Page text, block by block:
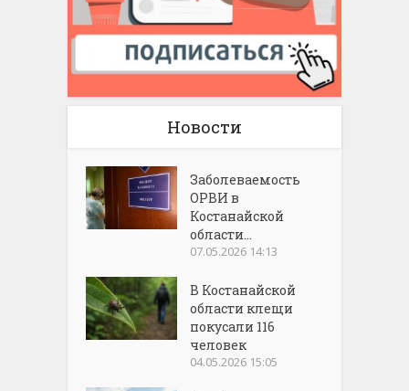
Новости
Заболеваемость
ОРВИ в
Костанайской
области...
07.05.2026 14:13
В Костанайской
области клещи
покусали 116
человек
04.05.2026 15:05